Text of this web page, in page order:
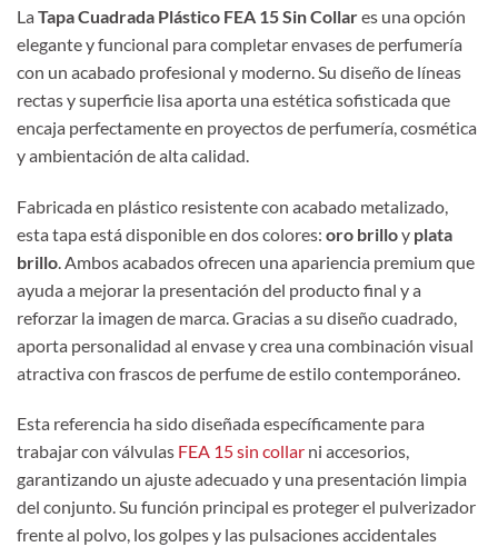
LaTapa Cuadrada Plástico FEA 15 Sin Collares una opción
elegante y funcional para completar envases de perfumería
con un acabado profesional y moderno. Su diseño de líneas
rectas y superficie lisa aporta una estética sofisticada que
encaja perfectamente en proyectos de perfumería, cosmética
y ambientación de alta calidad.
Fabricada en plástico resistente con acabado metalizado,
esta tapa está disponible en dos colores: oro brilloy plata
brillo . Ambos acabados ofrecen una apariencia premium que
ayuda a mejorar la presentación del producto final y a
reforzar la imagen de marca. Gracias a su diseño cuadrado,
aporta personalidad al envase y crea una combinación visual
atractiva con frascos de perfume de estilo contemporáneo.
Esta referencia ha sido diseñada específicamente para
trabajar con válvulas FEA 15 sin collar ni accesorios,
garantizando un ajuste adecuado y una presentación limpia
del conjunto. Su función principal es proteger el pulverizador
frente al polvo, los golpes y las pulsaciones accidentales